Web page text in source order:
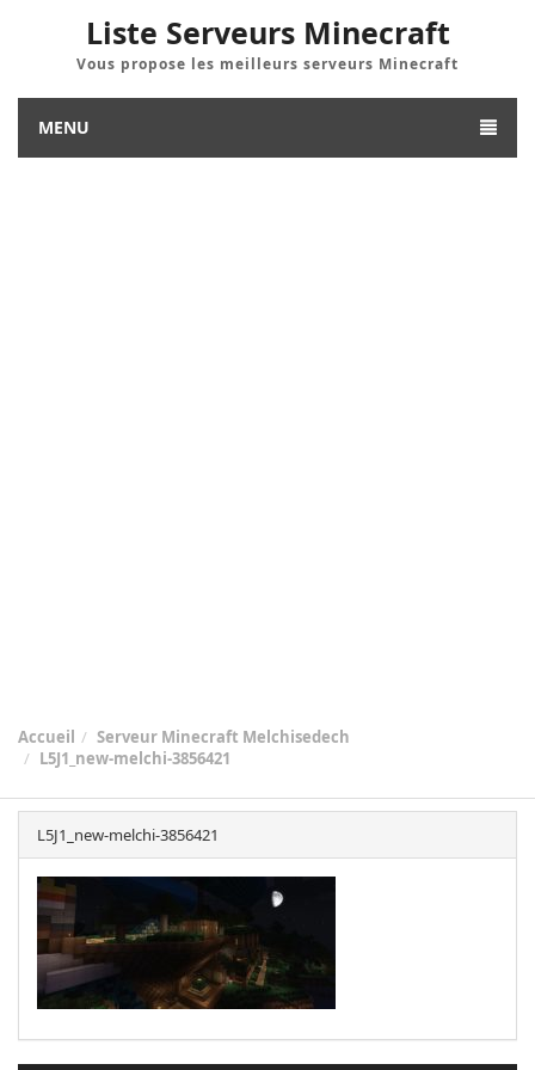
Liste Serveurs Minecraft
Vous propose les meilleurs serveurs Minecraft
MENU
Accueil
Serveur Minecraft Melchisedech
L5J1_new-melchi-3856421
L5J1_new-melchi-3856421